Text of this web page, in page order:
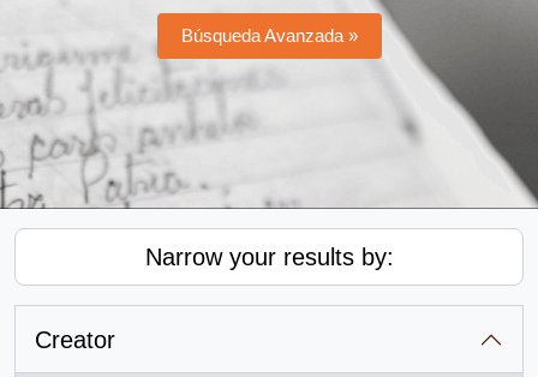
Búsqueda Avanzada »
Narrow your results by:
Creator